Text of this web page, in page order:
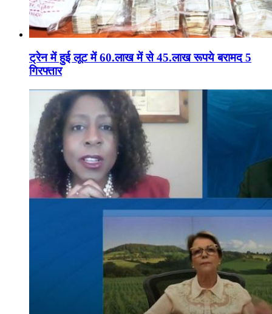
ट्रेन में हुई लूट में 60.लाख में से 45.लाख रूपये बरामद 5
गिरफ्तार